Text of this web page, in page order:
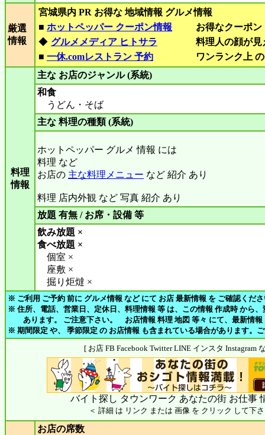
厳選
情報
宮城県内 PR お得な 地域情報 グルメ情報
■ ホットペッパー クーポン情報
お得なクーポ
◆ グルメメディア ヒトサラ
料理人の顔が
■ 一休.comレストラン 予約 ワンランク上
料理
情報
主な お店のジャンル (系統)
和食
うどん・そば
主な 料理の種類 (系統)
ホットペッパー グルメ 情報 には
料理 など
お店の 主な料理メニュー など 紹介 あり
料理 店内外観 など 写真 紹介 あり
放題 有無 / お席・設備 等
飲み放題 ×
食べ放題 ×
個室 ×
座敷 ×
掘り炬燵 ×
※ ご利用 ご予約 前に グルメ情報 など にて お店 最新情報 を ご確認くだ
※ 住所、電話、営業日、定休日、料理情報 等 は、この情報 作成時 から
あります。 ご注意下さい。 お店情報 料理 地図 等々 にて、最新情報
※ 期間限定 や、 季節限定 の お店情報 も含まれている場合があります。
[ お店 FB Facebook Twitter LINE インスタ Instagram
バイト探し タウンワーク あなたの街 お仕事
＜ 詳細 は リンク または 画像 を クリック して下
お店の席数